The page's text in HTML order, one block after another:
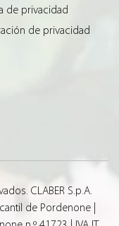
de privacidad
de privacidad
CLABER S.p.A.
de Pordenone |